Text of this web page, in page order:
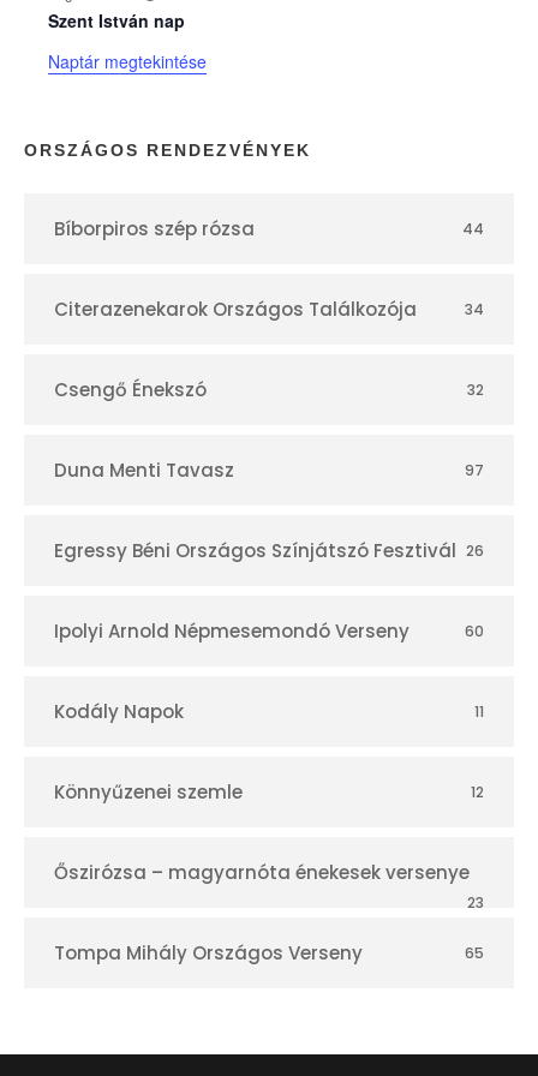
n
a
p
r
Szent István nap
Naptár megtekintése
ORSZÁGOS RENDEZVÉNYEK
Bíborpiros szép rózsa 44
Citerazenekarok Országos Találkozója 34
Csengő Énekszó 32
Duna Menti Tavasz 97
Egressy Béni Országos Színjátszó Fesztivál 26
Ipolyi Arnold Népmesemondó Verseny 60
Kodály Napok 11
Könnyűzenei szemle 12
Őszirózsa – magyarnóta énekesek versenye
23
Tompa Mihály Országos Verseny 65